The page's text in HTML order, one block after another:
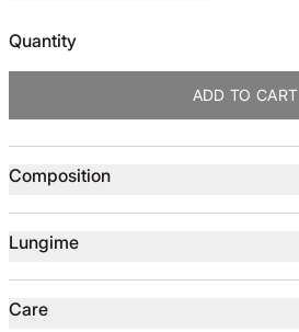
Quantity
ADD TO CART
Composition
Lungime
Care